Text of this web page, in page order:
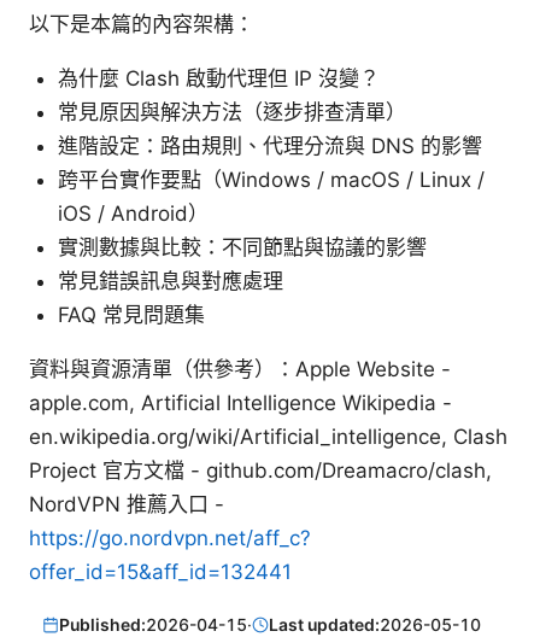
以下是本篇的內容架構：
為什麼 Clash 啟動代理但 IP 沒變？
常見原因與解決方法（逐步排查清單）
進階設定：路由規則、代理分流與 DNS 的影響
跨平台實作要點（Windows / macOS / Linux /
iOS / Android）
實測數據與比較：不同節點與協議的影響
常見錯誤訊息與對應處理
FAQ 常見問題集
資料與資源清單（供參考）：Apple Website -
apple.com, Artificial Intelligence Wikipedia -
en.wikipedia.org/wiki/Artificial_intelligence, Clash
Project 官方文檔 - github.com/Dreamacro/clash,
NordVPN 推薦入口 -
https://go.nordvpn.net/aff_c?
offer_id=15&aff_id=132441
Published:2026-04-15· Last updated:2026-05-10